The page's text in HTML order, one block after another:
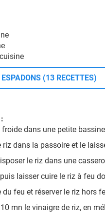
(13 RECETTES)
froide dans une petite
riz dans la passoire et le
le riz dans une
laisser cuire le riz à feu
du feu et réserver le riz hors
mn le vinaigre de riz, en